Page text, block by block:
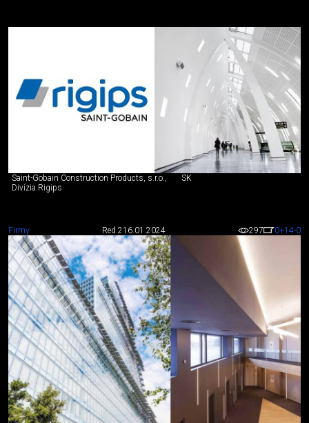
Saint-Gobain Construction Products, s.r.o.,
Divízia Rigips
SK
Firmy Red 216.01.2024 297 0+14-0